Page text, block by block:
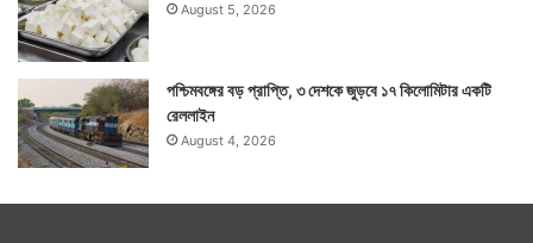
August 5, 2026
পশ্চিমবঙ্গের বড় প্রাপ্তি, ৩ দেশকে জুড়বে ১৭ কিলোমিটার একটি
রেললাইন
August 4, 2026